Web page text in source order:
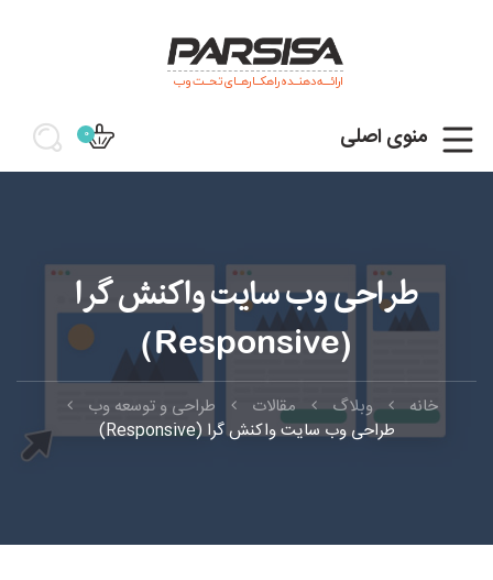
ارائـــه دهنــده راهکــارهــای تحــت وب
منوی اصلی 0
طراحی وب سایت واکنش گرا
(Responsive)
خانه وبلاگ مقالات
طراحی و توسعه وب
طراحی وب سایت واکنش گرا (Responsive)